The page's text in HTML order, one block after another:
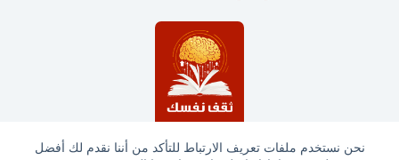
نحن نستخدم ملفات تعريف الارتباط للتأكد من أننا نقدم لك أفضل